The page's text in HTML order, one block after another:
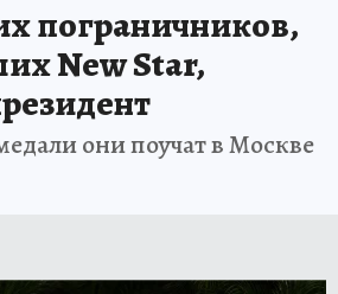
пограничников,
New Star,
они поучат в Москве